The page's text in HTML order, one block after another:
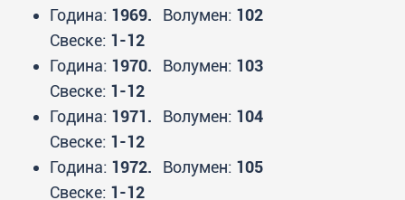
Година: 1969. Волумен: 102
Свеске: 1-12
Година: 1970. Волумен: 103
Свеске: 1-12
Година: 1971. Волумен: 104
Свеске: 1-12
Година: 1972. Волумен: 105
Свеске: 1-12